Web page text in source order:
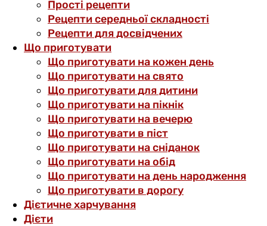
Прості рецепти
Рецепти середньої складності
Рецепти для досвідчених
Що приготувати
Що приготувати на кожен день
Що приготувати на свято
Що приготувати для дитини
Що приготувати на пікнік
Що приготувати на вечерю
Що приготувати в піст
Що приготувати на сніданок
Що приготувати на обід
Що приготувати на день народження
Що приготувати в дорогу
Дієтичне харчування
Дієти